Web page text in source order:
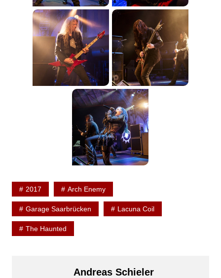
2017 Arch Enemy
Garage Saarbrücken Lacuna Coil
The Haunted
Andreas Schieler